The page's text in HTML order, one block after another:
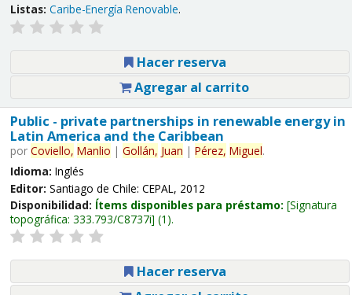
Listas: Caribe-Energía Renovable.
Hacer reserva
Agregar al carrito
Public - private partnerships in renewable energy in
Latin America and the Caribbean
por Coviello, Manlio | Gollán, Juan | Pérez, Miguel.
Idioma: Inglés
Editor: Santiago de Chile: CEPAL, 2012
Disponibilidad: Ítems disponibles para préstamo: Signatura
topográfica: 333.793/C8737i (1).
Hacer reserva